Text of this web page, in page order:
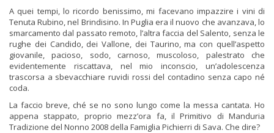
A quei tempi, lo ricordo benissimo, mi facevano impazzire i vini di
Tenuta Rubino, nel Brindisino. In Puglia era il nuovo che avanzava, lo
smarcamento dal passato remoto, l’altra faccia del Salento, senza le
rughe dei Candido, dei Vallone, dei Taurino, ma con quell’aspetto
giovanile, pacioso, sodo, carnoso, muscoloso, palestrato che
evidentemente riscattava, nel mio inconscio, un’adolescenza
trascorsa a sbevacchiare ruvidi rossi del contadino senza capo né
coda.
La faccio breve, ché se no sono lungo come la messa cantata. Ho
appena stappato, proprio mezz’ora fa, il Primitivo di Manduria
Tradizione del Nonno 2008 della Famiglia Pichierri di Sava. Che dire?